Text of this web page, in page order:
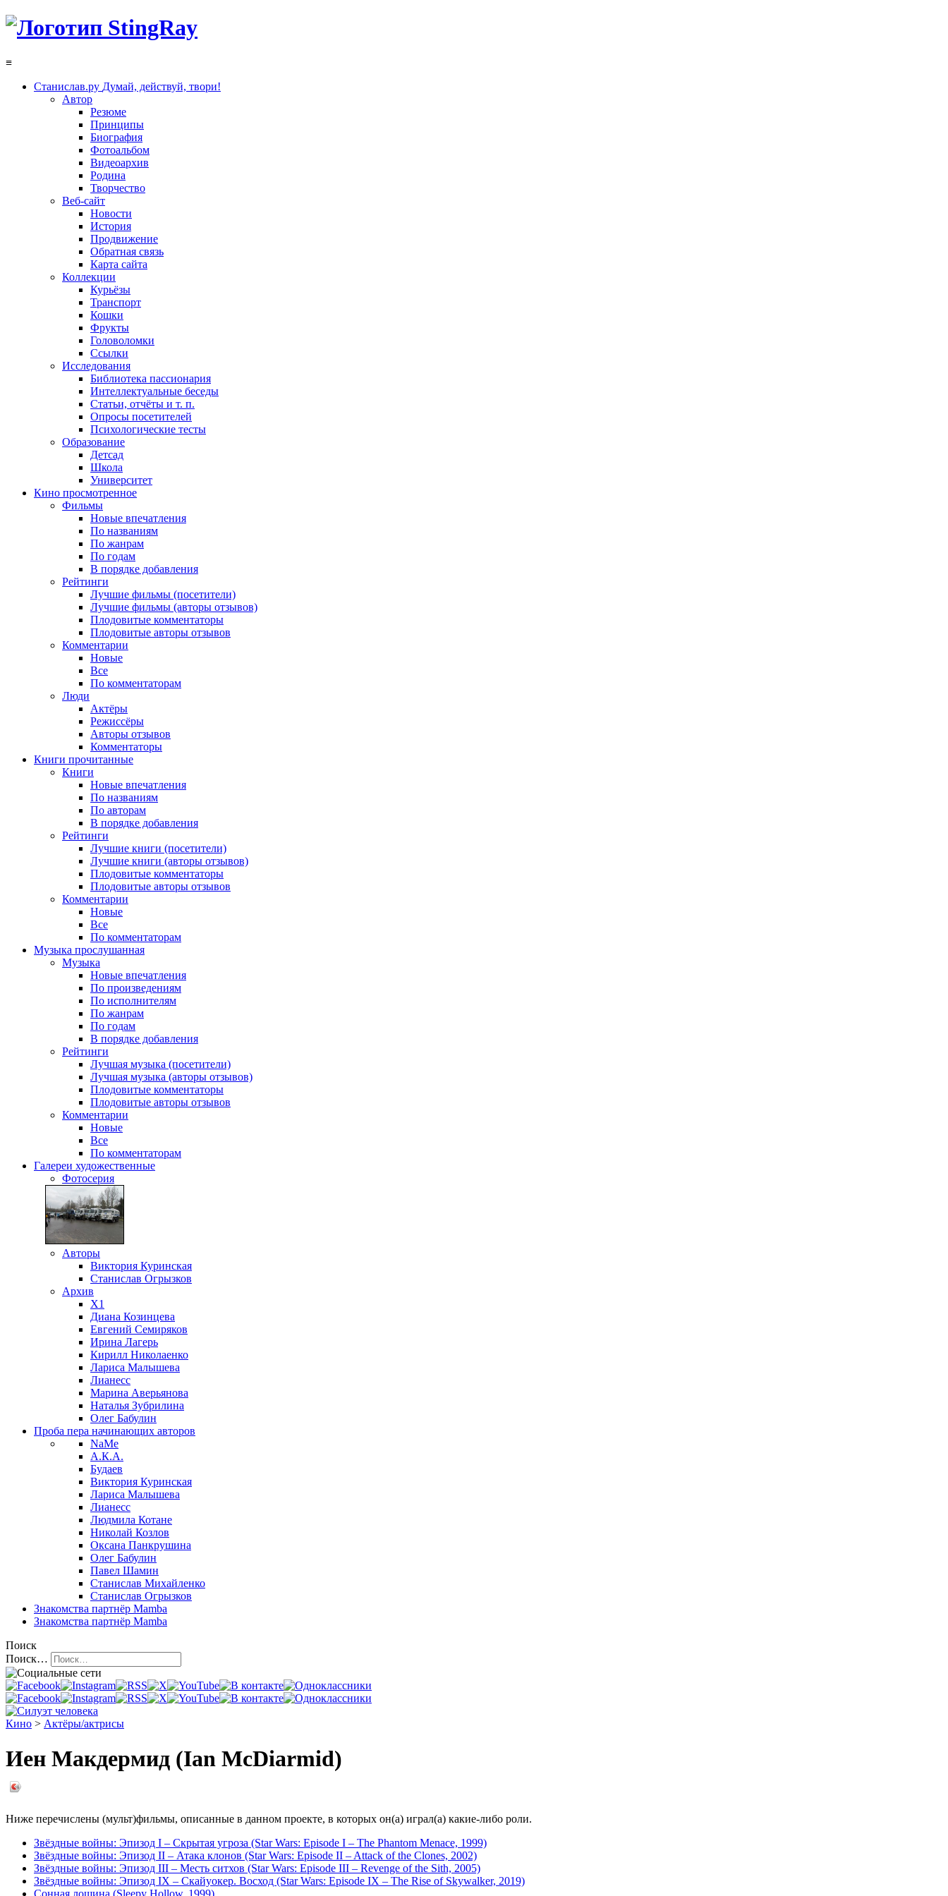
≡
Станислав.ру Думай, действуй, твори!
Автор
Резюме
Принципы
Биография
Фотоальбом
Видеоархив
Родина
Творчество
Веб-сайт
Новости
История
Продвижение
Обратная связь
Карта сайта
Коллекции
Курьёзы
Транспорт
Кошки
Фрукты
Головоломки
Ссылки
Исследования
Библиотека пассионария
Интеллектуальные беседы
Статьи, отчёты и т. п.
Опросы посетителей
Психологические тесты
Образование
Детсад
Школа
Университет
Кино просмотренное
Фильмы
Новые впечатления
По названиям
По жанрам
По годам
В порядке добавления
Рейтинги
Лучшие фильмы (посетители)
Лучшие фильмы (авторы отзывов)
Плодовитые комментаторы
Плодовитые авторы отзывов
Комментарии
Новые
Все
По комментаторам
Люди
Актёры
Режиссёры
Авторы отзывов
Комментаторы
Книги прочитанные
Книги
Новые впечатления
По названиям
По авторам
В порядке добавления
Рейтинги
Лучшие книги (посетители)
Лучшие книги (авторы отзывов)
Плодовитые комментаторы
Плодовитые авторы отзывов
Комментарии
Новые
Все
По комментаторам
Музыка прослушанная
Музыка
Новые впечатления
По произведениям
По исполнителям
По жанрам
По годам
В порядке добавления
Рейтинги
Лучшая музыка (посетители)
Лучшая музыка (авторы отзывов)
Плодовитые комментаторы
Плодовитые авторы отзывов
Комментарии
Новые
Все
По комментаторам
Галереи художественные
Фотосерия
Авторы
Виктория Куринская
Станислав Огрызков
Архив
X1
Диана Козинцева
Евгений Семиряков
Ирина Лагерь
Кирилл Николаенко
Лариса Малышева
Лианесс
Марина Аверьянова
Наталья Зубрилина
Олег Бабулин
Проба пера начинающих авторов
NaMe
А.К.А.
Будаев
Виктория Куринская
Лариса Малышева
Лианесс
Людмила Котане
Николай Козлов
Оксана Панкрушина
Олег Бабулин
Павел Шамин
Станислав Михайленко
Станислав Огрызков
Знакомства партнёр Mamba
Знакомства партнёр Mamba
Поиск
Поиск…
Кино > Актёры/актрисы
Иен Макдермид (Ian McDiarmid)
Ниже перечислены (мульт)фильмы, описанные в данном проекте, в которых он(а) играл(а) какие-либо роли.
Звёздные войны: Эпизод I – Скрытая угроза (Star Wars: Episode I – The Phantom Menace, 1999)
Звёздные войны: Эпизод II – Атака клонов (Star Wars: Episode II – Attack of the Clones, 2002)
Звёздные войны: Эпизод III – Месть ситхов (Star Wars: Episode III – Revenge of the Sith, 2005)
Звёздные войны: Эпизод IX – Скайуокер. Восход (Star Wars: Episode IX – The Rise of Skywalker, 2019)